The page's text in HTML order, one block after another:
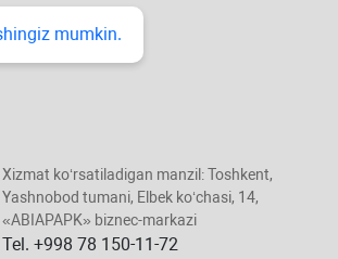
mumkin.
Xizmat koʻrsatiladigan manzil: Toshkent,
Yashnobod tumani, Elbek koʻchasi, 14,
«ABIAPAPK» biznec-markazi
Tel. +998 78 150-11-72